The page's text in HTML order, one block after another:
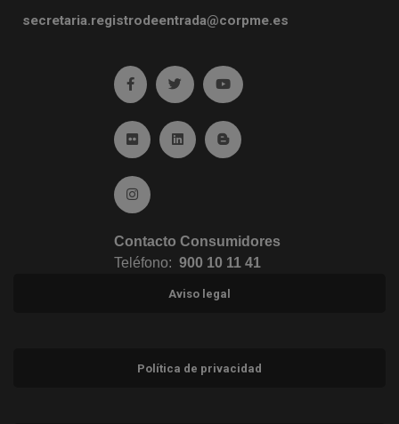
secretaria.registrodeentrada@corpme.es
Ir a facebook (abre en ventana nueva)
Ir a twitter (abre en ventana nueva)
Ir a YouTube (abre en
Ir a Flickr (abre en ventana nueva)
Ir a Linkedin (abre en ventana nueva)
Ir al Blog (abre en ventana
Ir a Instagram (abre en ventana nueva)
Contacto Consumidores
Teléfono: 900 10 11 41
Aviso legal
Política de privacidad